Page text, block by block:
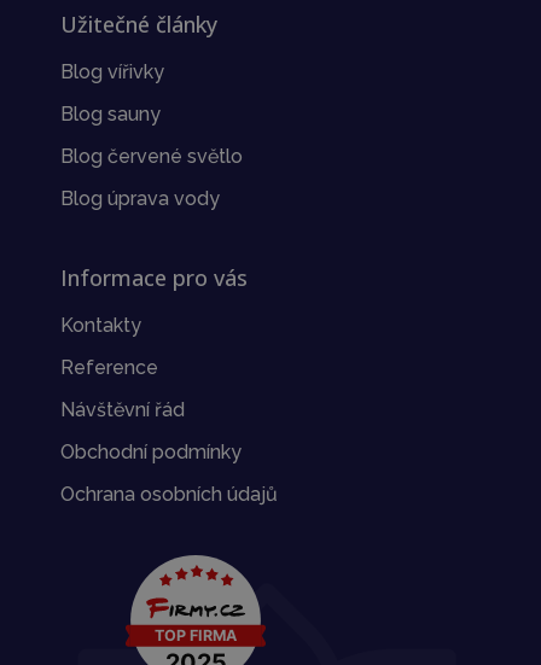
Užitečné články
Blog vířivky
Blog sauny
Blog červené světlo
Blog úprava vody
Informace pro vás
Kontakty
Reference
Návštěvní řád
Obchodní podmínky
Ochrana osobních údajů